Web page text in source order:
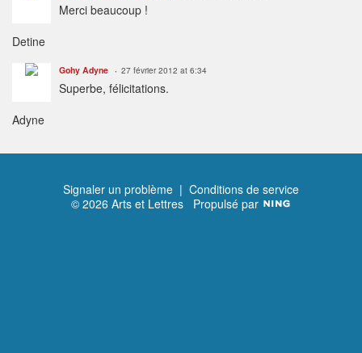
Merci beaucoup !
Detine
Gohy Adyne 27 février 2012 at 6:34
Superbe, félicitations.
Adyne
Signaler un problème | Conditions de service
© 2026 Arts et Lettres Propulsé par